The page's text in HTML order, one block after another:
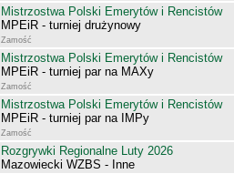
Mistrzostwa Polski Emerytów i Rencistów
MPEiR - turniej drużynowy
Zamość
Mistrzostwa Polski Emerytów i Rencistów
MPEiR - turniej par na MAXy
Zamość
Mistrzostwa Polski Emerytów i Rencistów
MPEiR - turniej par na IMPy
Zamość
Rozgrywki Regionalne Luty 2026
Mazowiecki WZBS - Inne